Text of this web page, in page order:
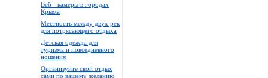
Веб - камеры в городах
Крыма
Местность между двух рек
для потрясающего отдыха
Детская одежда для
туризма и повседневного
ношения
Организуйте свой отдых
сами по вашему желанию